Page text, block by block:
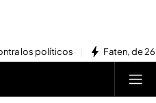
los políticos Faten, de